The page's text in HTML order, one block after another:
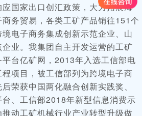
国家出口创汇政策，大力拓展海
务贸易，各类工矿产品销往151个
电子商务集成创新示范企业、山
业。我集团自主开发运营的工矿
台亿矿网，2013年入选工信部电
项目，被工信部列为跨境电子商
荣获中国两化融合创新实践奖、
、工信部2018年新型信息消费示
动工矿机械行业产业转型升级做